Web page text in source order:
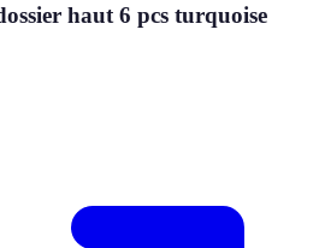
haut 6 pcs turquoise